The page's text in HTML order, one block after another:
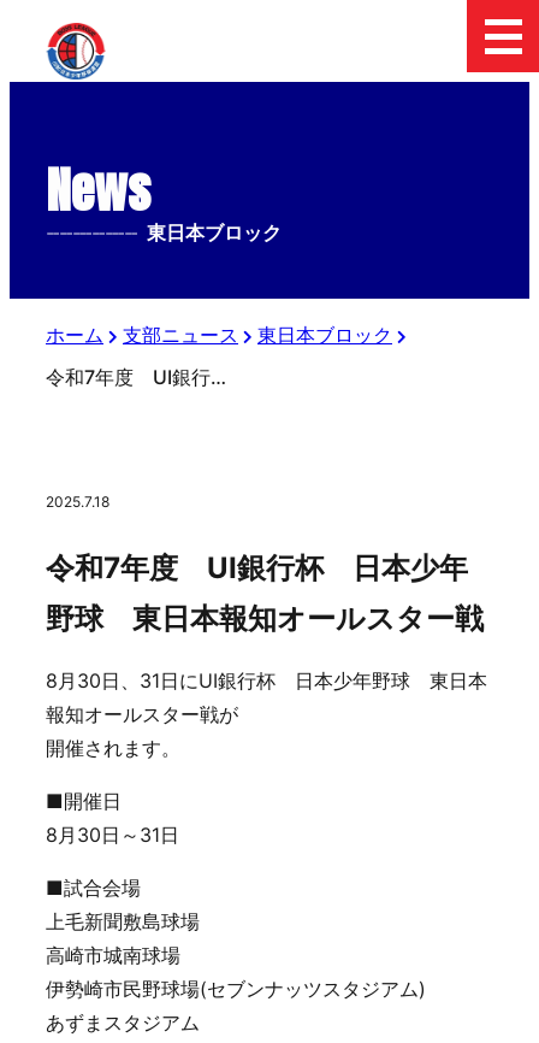
News
-------------- 東日本ブロック
ホーム 支部ニュース
東日本ブロック
令和7年度 UI銀行杯 日本少年野球 東日本報知オールスター戦
2025.7.18
令和7年度 UI銀行杯 日本少年
野球 東日本報知オールスター戦
8月30日、31日にUI銀行杯 日本少年野球 東日本
報知オールスター戦が
開催されます。
■開催日
8月30日～31日
■試合会場
上毛新聞敷島球場
高崎市城南球場
伊勢崎市民野球場(セブンナッツスタジアム)
あずまスタジアム